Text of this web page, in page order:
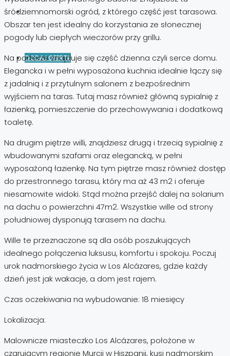
DODAJ OFERTĘ
śródziemnomorski ogród, z którego część jest tarasowa.
Obszar ten jest idealny do korzystania ze słonecznej
pogody lub ciepłych wieczorów przy grillu.
Na parterze znajduje się część dzienna czyli serce domu.
Elegancka i w pełni wyposażona kuchnia idealnie łączy się
z jadalnią i z przytulnym salonem z bezpośrednim
wyjściem na taras. Tutaj masz również główną sypialnię z
łazienką, pomieszczenie do przechowywania i dodatkową
toaletę.
Na drugim piętrze willi, znajdziesz drugą i trzecią sypialnię z
wbudowanymi szafami oraz elegancką, w pełni
wyposażoną łazienkę. Na tym piętrze masz również dostęp
do przestronnego tarasu, który ma aż 43 m2 i oferuje
niesamowite widoki. Stąd można przejść dalej na solarium
na dachu o powierzchni 47m2. Wszystkie wille od strony
południowej dysponują tarasem na dachu.
Wille te przeznaczone są dla osób poszukujących
idealnego połączenia luksusu, komfortu i spokoju. Poczuj
urok nadmorskiego życia w Los Alcázares, gdzie każdy
dzień jest jak wakacje, a dom jest rajem.
Czas oczekiwania na wybudowanie: 18 miesięcy
Lokalizacja:
Malownicze miasteczko Los Alcázares, położone w
czarującym regionie Murcji w Hiszpanii, kusi nadmorskim